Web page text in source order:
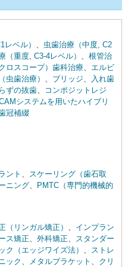
ベル）
虫歯治療（中度, C2
（重度, C3-4レベル）
根管治
ロスコープ）歯科治療
エルビ
虫歯治療）
ブリッジ
入れ歯
ずの抜歯
コンポジットレジ
システムを用いたハイブリ
冠補綴
ント
スケーリング（歯石取
ニング
PMTC（専門的機械的
（リンガル矯正）
インプラン
ス矯正 外科矯正
スタンダー
ク（エッジワイズ法）
ストレ
ック
メタルブラケット
クリ